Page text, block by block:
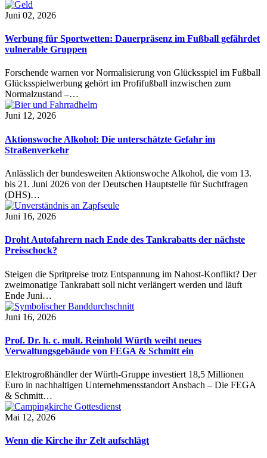
Juni 02, 2026
Werbung für Sportwetten: Dauerpräsenz im Fußball gefährdet
vulnerable Gruppen
Forschende warnen vor Normalisierung von Glücksspiel im Fußball
Glücksspielwerbung gehört im Profifußball inzwischen zum
Normalzustand –…
Juni 12, 2026
Aktionswoche Alkohol: Die unterschätzte Gefahr im
Straßenverkehr
Anlässlich der bundesweiten Aktionswoche Alkohol, die vom 13.
bis 21. Juni 2026 von der Deutschen Hauptstelle für Suchtfragen
(DHS)…
Juni 16, 2026
Droht Autofahrern nach Ende des Tankrabatts der nächste
Preisschock?
Steigen die Spritpreise trotz Entspannung im Nahost-Konflikt? Der
zweimonatige Tankrabatt soll nicht verlängert werden und läuft
Ende Juni…
Juni 16, 2026
Prof. Dr. h. c. mult. Reinhold Würth weiht neues
Verwaltungsgebäude von FEGA & Schmitt ein
Elektrogroßhändler der Würth-Gruppe investiert 18,5 Millionen
Euro in nachhaltigen Unternehmensstandort Ansbach – Die FEGA
& Schmitt…
Mai 12, 2026
Wenn die Kirche ihr Zelt aufschlägt